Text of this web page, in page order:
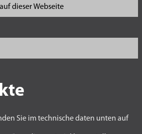
Sie im technische daten unten auf